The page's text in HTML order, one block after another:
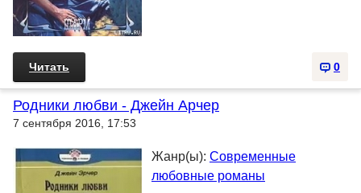
0
Читать
Родники любви - Джейн Арчер
7 сентября 2016, 17:53
Жанр(ы): Современные
любовные романы